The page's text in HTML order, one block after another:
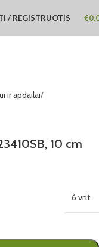
/ REGISTRUOTIS €
ir apdailai
10 cm
6 vnt.